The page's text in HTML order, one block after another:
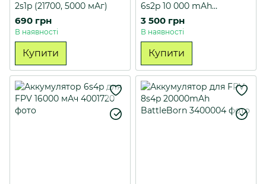
2s1p (21700, 5000 мАг)
690 грн
В наявності
Купити
6s2p 10 000 mAh
BattleBorn
3 500 грн
В наявності
Купити